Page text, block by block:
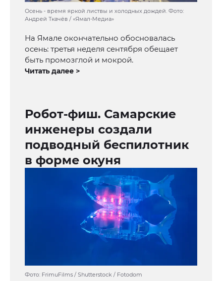
Осень - время яркой листвы и холодных дождей. Фото:
Андрей Ткачёв / «Ямал-Медиа»
На Ямале окончательно обосновалась
осень: третья неделя сентября обещает
быть промозглой и мокрой.
Читать далее >
Робот-фиш. Самарские
инженеры создали
подводный беспилотник
в форме окуня
Фото: FrimuFilms / Shutterstock / Fotodom